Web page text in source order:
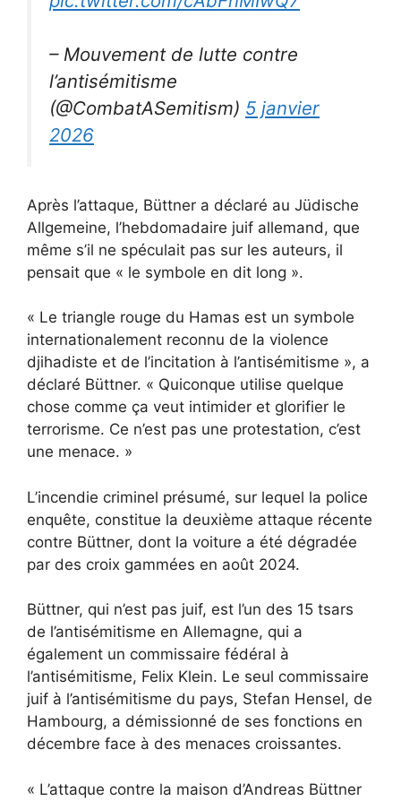
– Mouvement de lutte contre
l’antisémitisme
(@CombatASemitism) 5 janvier
2026
Après l’attaque, Büttner a déclaré au Jüdische
Allgemeine, l’hebdomadaire juif allemand, que
même s’il ne spéculait pas sur les auteurs, il
pensait que « le symbole en dit long ».
« Le triangle rouge du Hamas est un symbole
internationalement reconnu de la violence
djihadiste et de l’incitation à l’antisémitisme », a
déclaré Büttner. « Quiconque utilise quelque
chose comme ça veut intimider et glorifier le
terrorisme. Ce n’est pas une protestation, c’est
une menace. »
L’incendie criminel présumé, sur lequel la police
enquête, constitue la deuxième attaque récente
contre Büttner, dont la voiture a été dégradée
par des croix gammées en août 2024.
Büttner, qui n’est pas juif, est l’un des 15 tsars
de l’antisémitisme en Allemagne, qui a
également un commissaire fédéral à
l’antisémitisme, Felix Klein. Le seul commissaire
juif à l’antisémitisme du pays, Stefan Hensel, de
Hambourg, a démissionné de ses fonctions en
décembre face à des menaces croissantes.
« L’attaque contre la maison d’Andreas Büttner